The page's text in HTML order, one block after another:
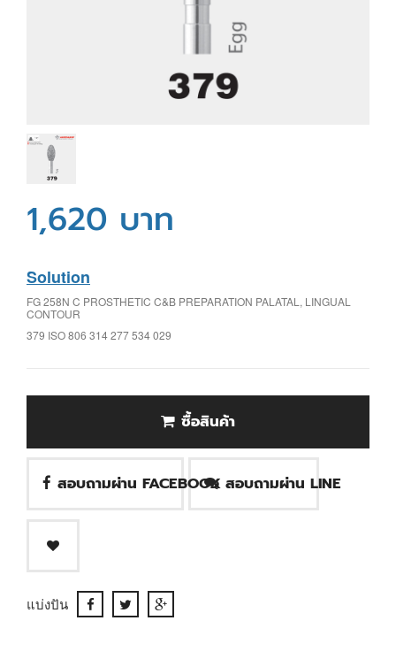
1,620 บาท
Solution
FG 258N C PROSTHETIC C&B PREPARATION PALATAL, LINGUAL
CONTOUR
379 ISO 806 314 277 534 029
ซื้อสินค้า
สอบถามผ่าน FACEBOOK สอบถามผ่าน LINE
แบ่งปัน